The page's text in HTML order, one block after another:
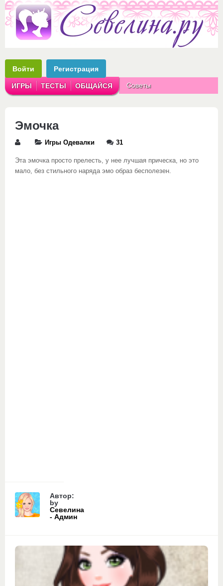
Войти Регистрация
ИГРЫ ТЕСТЫ ОБЩАЙСЯ Советы
Эмочка
Игры Одевалки 31
Эта эмочка просто прелесть, у нее лучшая прическа, но это
мало, без стильного наряда эмо образ бесполезен.
Автор:
by
Севелина
- Админ